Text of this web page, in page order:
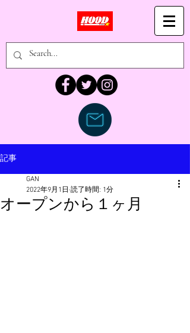
記事
オープンから１ヶ月
GAN
2022年9月1日 読了時間: 1分